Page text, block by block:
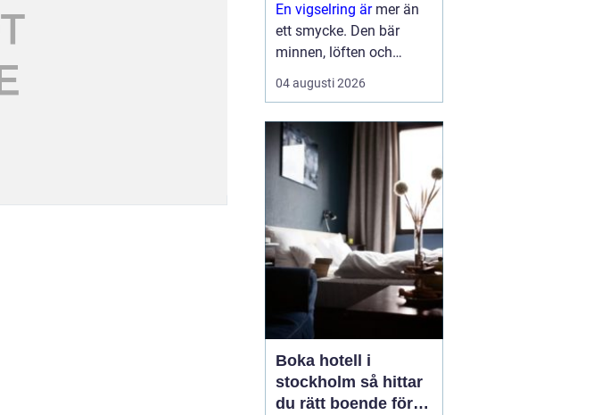
En vigselring ärmer än
ett smycke. Den bär
minnen, löften och
förhoppningar om
framtiden. Formen är
djup. Samtidigt ska
ringen fungera i vard...
04 augusti 2026
Boka hotell i
stockholm så hittar
du rätt boende för